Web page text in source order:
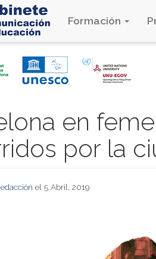
Formación
en
por la
el 5 Abril, 2019